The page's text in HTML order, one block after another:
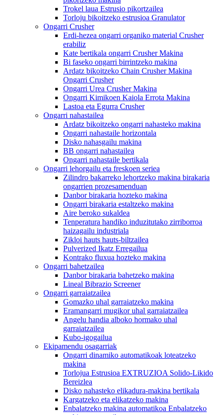
Trokel laua Estrusio pikortzailea
Torloju bikoitzeko estrusioa Granulator
Ongarri Crusher
Erdi-hezea ongarri organiko material Crusher
erabiliz
Kate bertikala ongarri Crusher Makina
Bi faseko ongarri birrintzeko makina
Ardatz bikoitzeko Chain Crusher Makina
Ongarri Crusher
Ongarri Urea Crusher Makina
Ongarri Kimikoen Kaiola Errota Makina
Lastoa eta Egurra Crusher
Ongarri nahastailea
Ardatz bikoitzeko ongarri nahasteko makina
Ongarri nahastaile horizontala
Disko nahasgailu makina
BB ongarri nahastailea
Ongarri nahastaile bertikala
Ongarri lehorgailu eta freskoen seriea
Zilindro bakarreko lehortzeko makina birakaria
ongarrien prozesamenduan
Danbor birakaria hozteko makina
Ongarri birakaria estaltzeko makina
Aire beroko sukaldea
Tenperatura handiko induzitutako zirriborroa
haizagailu industriala
Zikloi hauts hauts-biltzailea
Pulverized Ikatz Erregailua
Kontrako fluxua hozteko makina
Ongarri bahetzailea
Danbor birakaria bahetzeko makina
Lineal Bibrazio Screener
Ongarri garraiatzailea
Gomazko uhal garraiatzeko makina
Eramangarri mugikor uhal garraiatzailea
Angelu handia alboko hormako uhal
garraiatzailea
Kubo-igogailua
Ekipamendu osagarriak
Ongarri dinamiko automatikoak loteatzeko
makina
Torlojua Estrusioa EXTRUZIOA Solido-Likido
Bereizlea
Disko nahasteko elikadura-makina bertikala
Kargatzeko eta elikatzeko makina
Enbalatzeko makina automatikoa Enbalatzeko